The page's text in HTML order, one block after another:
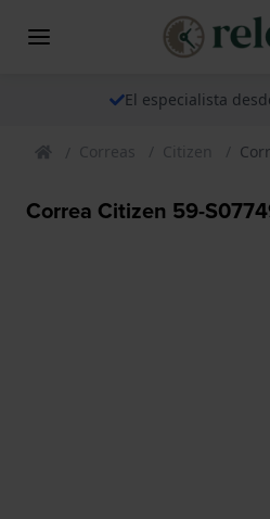
El especialista
Correas Citizen
Correa Citizen 59-